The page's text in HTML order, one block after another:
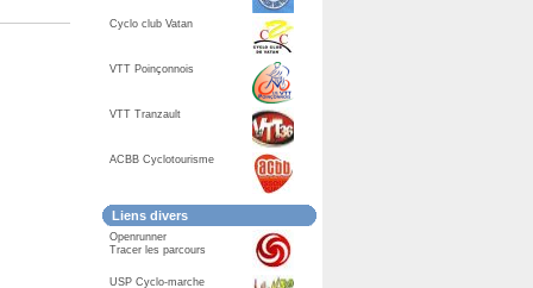
Cyclo club Vatan
VTT Poinçonnois
VTT Tranzault
ACBB Cyclotourisme
Liens divers
Openrunner
Tracer les parcours
USP Cyclo-marche